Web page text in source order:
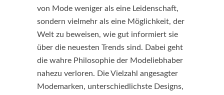
von Mode weniger als eine Leidenschaft,
sondern vielmehr als eine Möglichkeit, der
Welt zu beweisen, wie gut informiert sie
über die neuesten Trends sind. Dabei geht
die wahre Philosophie der Modeliebhaber
nahezu verloren. Die Vielzahl angesagter
Modemarken, unterschiedlichste Designs,